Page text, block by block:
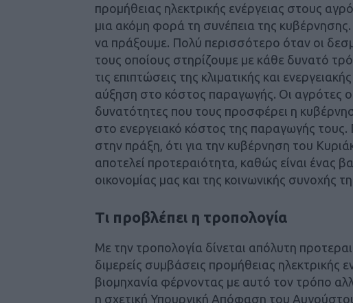
προμήθειας ηλεκτρικής ενέργειας στους
μια ακόμη φορά τη συνέπεια της
να πράξουμε. Πολύ περισσότερο όταν οι
τους οποίους στηρίζουμε με κάθε δυνατό
τις επιπτώσεις της κλιματικής και
αύξηση στο κόστος παραγωγής. Οι αγρότες
δυνατότητες που τους προσφέρει η
στο ενεργειακό κόστος της παραγωγής τους.
στην πράξη, ότι για την κυβέρνηση του
αποτελεί προτεραιότητα, καθώς είναι ένας
οικονομίας μας και της κοινωνικής συνοχής
Τι προβλέπει η τροπολογία
Με την τροπολογία δίνεται απόλυτη
διμερείς συμβάσεις προμήθειας ηλεκτρικής
βιομηχανία φέρνοντας με αυτό τον τρόπο
η σχετική Υπουργική Απόφαση του